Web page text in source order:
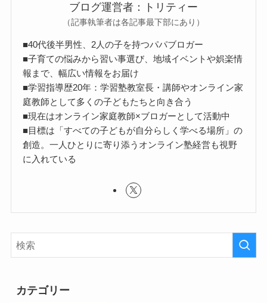
ブログ運営者：トリティー
（記事執筆者は各記事最下部にあり）
■40代後半男性、2人の子を持つパパブロガー
■子育ての悩みから習い事選び、地域イベントや娯楽情
報まで、幅広い情報をお届け
■学習指導歴20年：学習塾教室長・講師やオンライン家
庭教師として多くの子どもたちと向き合う
■現在はオンライン家庭教師×ブロガーとして活動中
■目標は「すべての子どもが自分らしく学べる場所」の
創造。一人ひとりに寄り添うオンライン塾経営も視野
に入れている
カテゴリー